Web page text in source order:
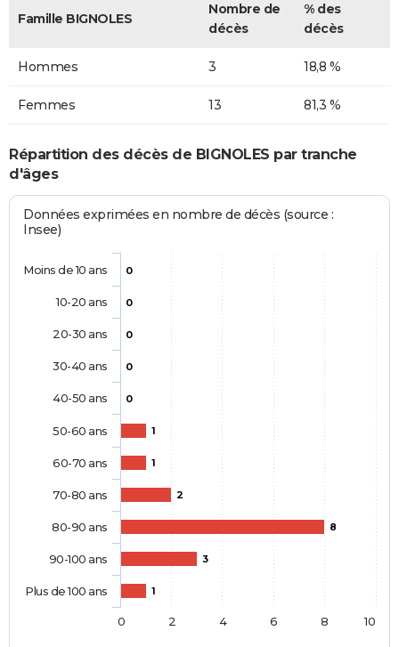
Famille BIGNOLES
Nombre de
décès
% des
décès
Hommes 3 18,8 %
Femmes 13 81,3 %
Répartition des décès de BIGNOLES par tranche
d'âges
Données exprimées en nombre de décès (source :
Insee)
0
0
0
0
0
1
1
2
8
3
1
Moins de 10 ans
10-20 ans
20-30 ans
30-40 ans
40-50 ans
50-60 ans
60-70 ans
70-80 ans
80-90 ans
90-100 ans
Plus de 100 ans
0 2 4 6 8 10